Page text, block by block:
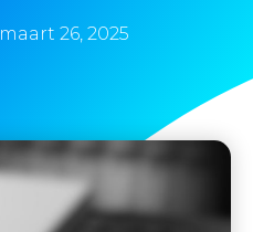
maart 26, 2025